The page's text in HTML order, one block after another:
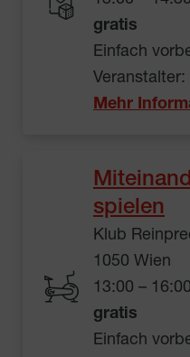
gratis
Einfach
Veranstalter:
Mehr
spielen
Klub
1050 Wien
13:00 – 16:00
gratis
Einfach